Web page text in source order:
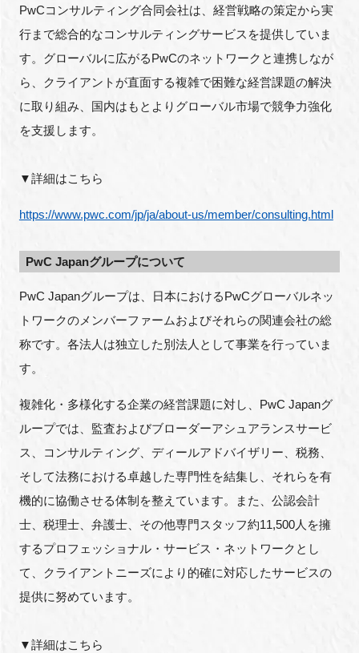
PwCコンサルティング合同会社は、経営戦略の策定から実
行まで総合的なコンサルティングサービスを提供していま
す。グローバルに広がるPwCのネットワークと連携しなが
ら、クライアントが直面する複雑で困難な経営課題の解決
に取り組み、国内はもとよりグローバル市場で競争力強化
を支援します。
▼詳細はこちら
https://www.pwc.com/jp/ja/about-us/member/consulting.html
PwC Japanグループについて
PwC Japanグループは、日本におけるPwCグローバルネッ
トワークのメンバーファームおよびそれらの関連会社の総
称です。各法人は独立した別法人として事業を行っていま
す。
複雑化・多様化する企業の経営課題に対し、PwC Japanグ
ループでは、監査およびブローダーアシュアランスサービ
ス、コンサルティング、ディールアドバイザリー、税務、
そして法務における卓越した専門性を結集し、それらを有
機的に協働させる体制を整えています。また、公認会計
士、税理士、弁護士、その他専門スタッフ約11,500人を擁
するプロフェッショナル・サービス・ネットワークとし
て、クライアントニーズにより的確に対応したサービスの
提供に努めています。
▼詳細はこちら